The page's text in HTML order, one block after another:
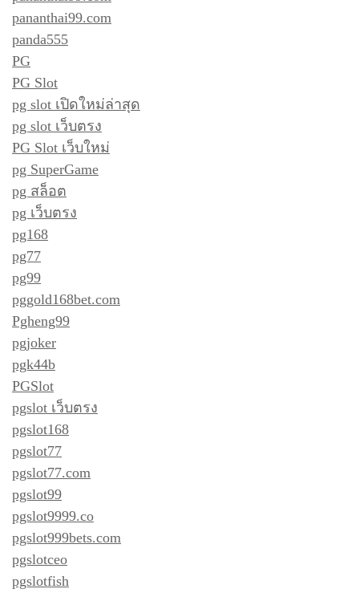
pananthai99.com
panda555
PG
PG Slot
pg slot เปิดใหม่ล่าสุด
pg slot เว็บตรง
PG Slot เว็บใหม่
pg SuperGame
pg สล็อต
pg เว็บตรง
pg168
pg77
pg99
pggold168bet.com
Pgheng99
pgjoker
pgk44b
PGSlot
pgslot เว็บตรง
pgslot168
pgslot77
pgslot77.com
pgslot99
pgslot9999.co
pgslot999bets.com
pgslotceo
pgslotfish